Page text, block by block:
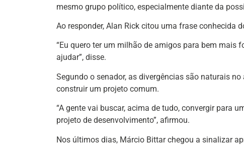
mesmo grupo político, especialmente diante da
Ao responder, Alan Rick citou uma frase conhecida
“Eu quero ter um milhão de amigos para bem mais
ajudar”, disse.
Segundo o senador, as divergências são naturais
construir um projeto comum.
“A gente vai buscar, acima de tudo, convergir para
projeto de desenvolvimento”, afirmou.
Nos últimos dias, Márcio Bittar chegou a sinalizar